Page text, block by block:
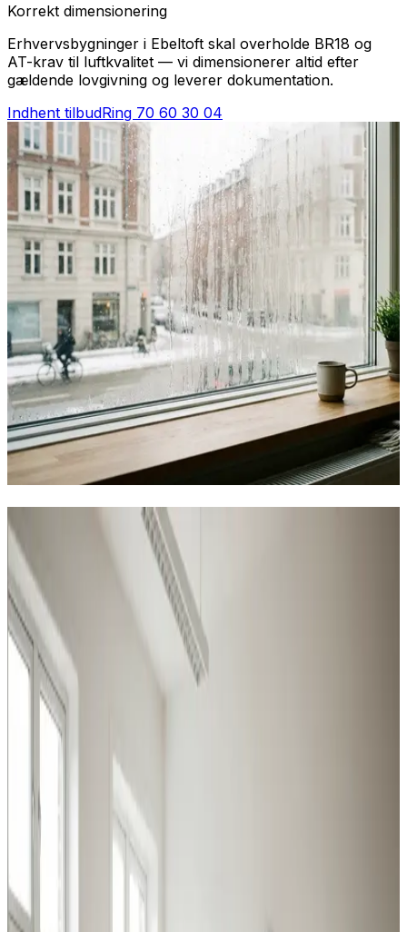
Korrekt dimensionering
Erhvervsbygninger i Ebeltoft skal overholde BR18 og
AT-krav til luftkvalitet — vi dimensionerer altid efter
gældende lovgivning og leverer dokumentation.
Indhent tilbudRing 70 60 30 04
Industriventilation i Ebeltoft — alle
brancher
Vi dimensionerer og installerer ventilation til
virksomheder i Ebeltoft — robuste anlæg til krævende
miljøer og effektive løsninger til kontor og butik.
Procesventilation
Udsugning ved svejsning, slibning og kemikalier i
Ebeltoft. Overholder Arbejdstilsynets krav.
Læs mere